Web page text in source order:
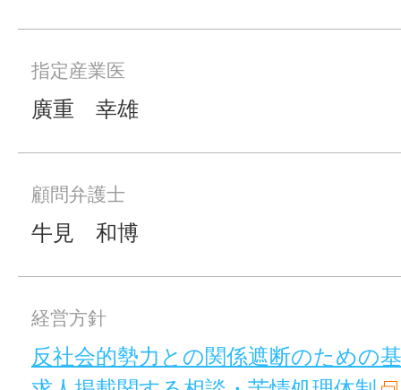
指定産業医
廣重 幸雄
顧問弁護士
牛見 和博
経営方針
反社会的勢力との関係遮断のための